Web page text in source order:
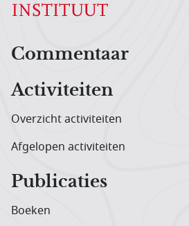
Hoofdnavigatiemenu
Commentaar
Activiteiten
Overzicht activiteiten
Afgelopen activiteiten
Publicaties
Boeken